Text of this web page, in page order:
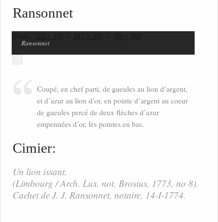
Ransonnet
150 × 150 247 × 300 700 × 850
Ransonnet
Coupé, en chef parti, de gueules au lion d’argent,
et d’azur au lion d’or, en pointe d’argent au coeur
de gueules percé de deux flèches d’azur
empennées d’or, les pointes en bas.
Cimier:
Un lion issant.
(Limbourg / Arch. Lux. not. Brosius, 1773, no 8).
Cachet de J. J. Ransonnet, notaire, 14-I-1774.